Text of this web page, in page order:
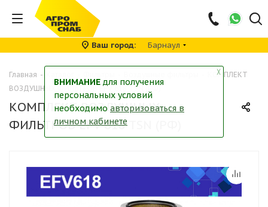
Ваш город Барнаул
Главная -
КОМПЛЕКТ
ВОЗДУШНЫХ ФИЛЬТРОВ EFV 618 TSN (РФ)
КОМПЛЕКТ ВОЗДУШНЫХ
ФИЛЬТРОВ EFV 618 TSN (РФ)
╳
ВНИМАНИЕ для получения
персональных условий
необходимо авторизоваться в
личном кабинете